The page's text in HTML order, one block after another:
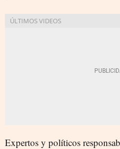
Expertos y políticos